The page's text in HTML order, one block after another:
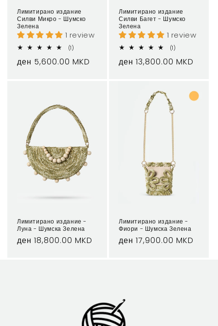
Лимитирано издание
Силви Микро - Шумско
Зелена
1 review
(1)
reviews
Regular
ден 5,600.00 MKD
Лимитирано издание
Силви Багет - Шумско
Зелена
1 review
(1)
reviews
Regular
ден 13,800.00 MKD
Лимитирано издание -
Луна - Шумска Зелена
Regular
ден 18,800.00 MKD
Лимитирано издание -
Фиори - Шумска Зелена
Regular
ден 17,900.00 MKD